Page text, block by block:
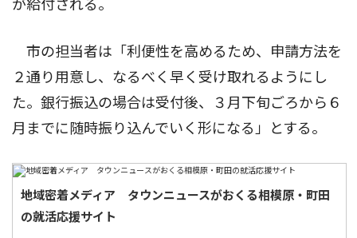
が給付される。
市の担当者は「利便性を高めるため、申請方法を
２通り用意し、なるべく早く受け取れるようにし
た。銀行振込の場合は受付後、３月下旬ごろから６
月までに随時振り込んでいく形になる」とする。
地域密着メディア タウンニュースがおくる相模原・町田
の就活応援サイト